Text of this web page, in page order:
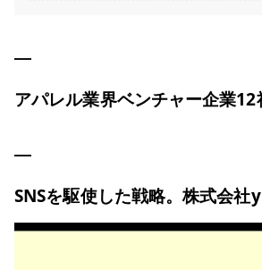
アパレル業界ベンチャー企業12
SNSを駆使した戦略。株式会